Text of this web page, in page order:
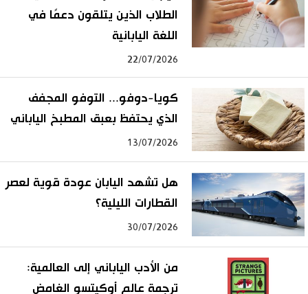
الطلاب الذين يتلقون دعمًا في
اللغة اليابانية
22/07/2026
كويا-دوفو... التوفو المجفف
الذي يحتفظ بعبق المطبخ الياباني
13/07/2026
هل تشهد اليابان عودة قوية لعصر
القطارات الليلية؟
30/07/2026
من الأدب الياباني إلى العالمية:
ترجمة عالم أوكيتسو الغامض